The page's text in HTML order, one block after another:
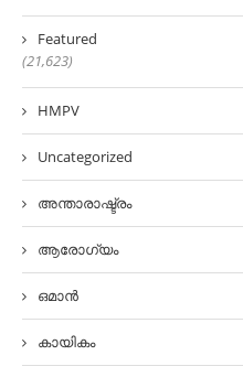
Featured
(21,623)
HMPV
Uncategorized
അന്താരാഷ്ട്രം
ആരോഗ്യം
ഒമാൻ
കായികം